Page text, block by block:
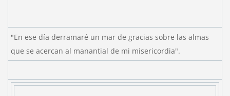
"En ese día derramaré un mar de gracias sobre las almas
que se acercan al manantial de mi misericordia".